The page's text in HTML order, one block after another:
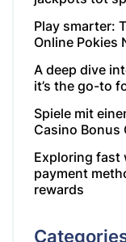
Play smarter:
Online Pokies
A deep dive
it’s the go-to
Spiele mit
Casino Bonus
Exploring fast
payment
rewards